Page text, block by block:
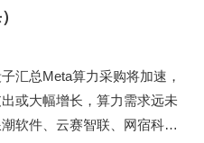
美股科技龙头中调出，全面
关资产；同一时间，麦格理
家中国AI芯片企业，以“技术自
给出评级，寒武纪凭借全栈自
跑赢大盘”的最高评级。这两份
汇总Meta算力采购将加速，
或大幅增长，算力需求远未
软件、云赛智联、网宿科